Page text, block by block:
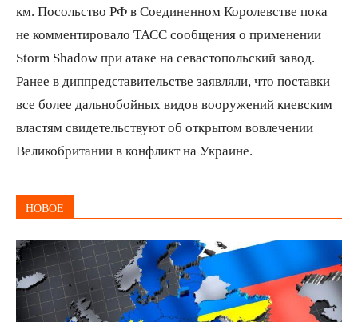
км. Посольство РФ в Соединенном Королевстве пока
не комментировало ТАСС сообщения о применении
Storm Shadow при атаке на севастопольский завод.
Ранее в диппредставительстве заявляли, что поставки
все более дальнобойных видов вооружений киевским
властям свидетельствуют об открытом вовлечении
Великобритании в конфликт на Украине.
НОВОЕ